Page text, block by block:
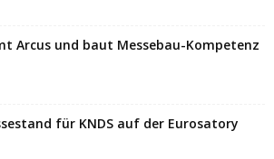
Arcus und baut Messebau-Kompetenz
für KNDS auf der Eurosatory